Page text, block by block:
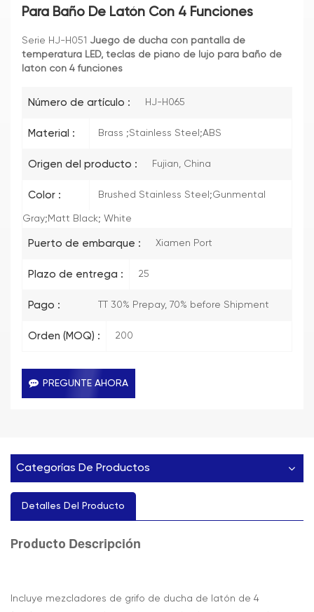
Para Baño De Latón Con 4 Funciones
Serie HJ-H051 Juego de ducha con pantalla de
temperatura LED, teclas de piano de lujo para baño de
latón con 4 funciones
Número de artículo : HJ-H065
Material : Brass ;Stainless Steel;ABS
Origen del producto : Fujian, China
Color : Brushed Stainless Steel;Gunmental
Gray;Matt Black; White
Puerto de embarque : Xiamen Port
Plazo de entrega : 25
Pago : TT 30% Prepay, 70% before Shipment
Orden (MOQ) : 200
PREGUNTE AHORA
Categorías De Productos
Detalles Del Producto
Producto Descripción
Incluye mezcladores de grifo de ducha de latón de 4